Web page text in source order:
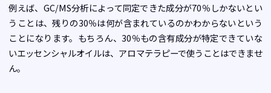
例えば、GC/MS分析によって同定できた成分が70％しかないとい
うことは、残りの30％は何が含まれているのかわからないという
ことになります。もちろん、30％もの含有成分が特定できていな
いエッセンシャルオイルは、アロマテラピーで使うことはできませ
ん。